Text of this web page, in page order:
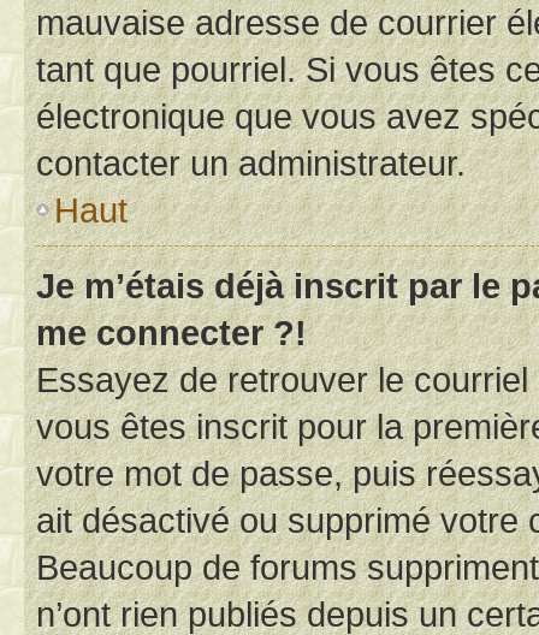
mauvaise adresse de courrier
tant que pourriel. Si vous êtes
électronique que vous avez
contacter un administrateur.
Haut
Je m’étais déjà inscrit par le
me connecter ?!
Essayez de retrouver le
vous êtes inscrit pour la
votre mot de passe, puis
ait désactivé ou supprimé votre
Beaucoup de forums
n’ont rien publiés depuis un